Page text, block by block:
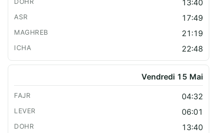
13:40
17:49
21:19
22:48
Vendredi 15 Mai
04:32
06:01
13:40